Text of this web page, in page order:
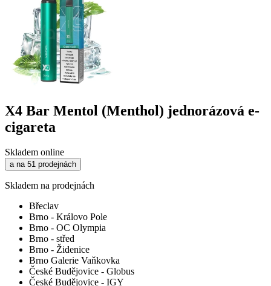
X4 Bar Mentol (Menthol) jednorázová e-
cigareta
Skladem online
a na 51 prodejnách
Skladem na prodejnách
Břeclav
Brno - Královo Pole
Brno - OC Olympia
Brno - střed
Brno - Židenice
Brno Galerie Vaňkovka
České Budějovice - Globus
České Budějovice - IGY